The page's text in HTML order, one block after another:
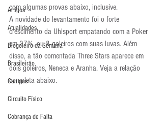
Artigos
Atualidades
Blogoleiro da Semana
Brasileirão
Campus
Circuito Físico
Cobrança de Falta
com algumas provas abaixo, inclusive.
A novidade do levantamento foi o forte
crescimento da Uhlsport empatando com a Poker
em 27%, ou 8 goleiros com suas luvas. Além
disso, a tão comentada Three Stars aparece em
dois goleiros, Neneca e Aranha. Veja a relação
completa abaixo.